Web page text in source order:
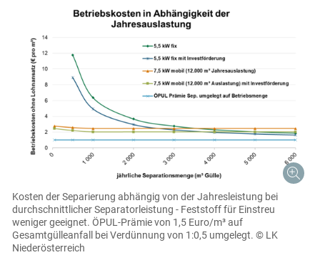
Kosten der Separierung abhängig von der Jahresleistung bei
durchschnittlicher Separatorleistung - Feststoff für Einstreu
weniger geeignet. ÖPUL-Prämie von 1,5 Euro/m³ auf
Gesamtgülleanfall bei Verdünnung von 1:0,5 umgelegt. © LK
Niederösterreich